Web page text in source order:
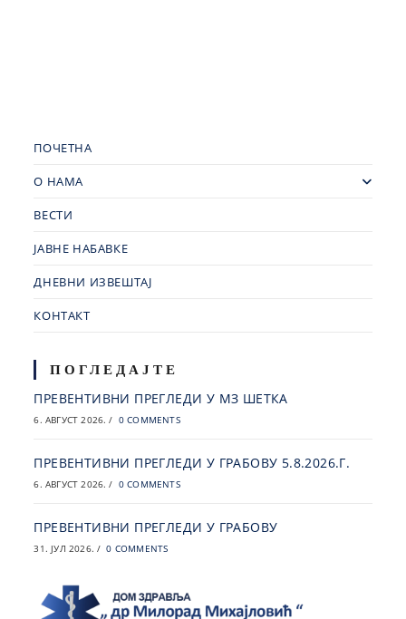
ПОЧЕТНА
О НАМА
ВЕСТИ
ЈАВНЕ НАБАВКЕ
ДНЕВНИ ИЗВЕШТАЈ
КОНТАКТ
ПОГЛЕДАЈТЕ
ПРЕВЕНТИВНИ ПРЕГЛЕДИ У МЗ ШЕТКА
6. АВГУСТ 2026. / 0 COMMENTS
ПРЕВЕНТИВНИ ПРЕГЛЕДИ У ГРАБОВУ 5.8.2026.Г.
6. АВГУСТ 2026. / 0 COMMENTS
ПРЕВЕНТИВНИ ПРЕГЛЕДИ У ГРАБОВУ
31. ЈУЛ 2026. / 0 COMMENTS